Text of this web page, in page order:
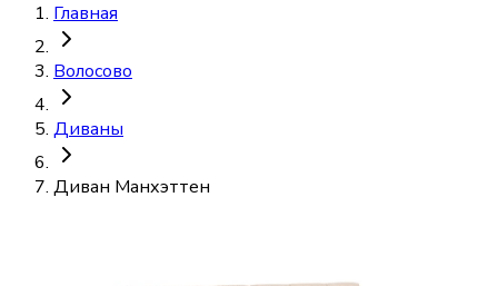
Главная
Волосово
Диваны
Диван Манхэттен